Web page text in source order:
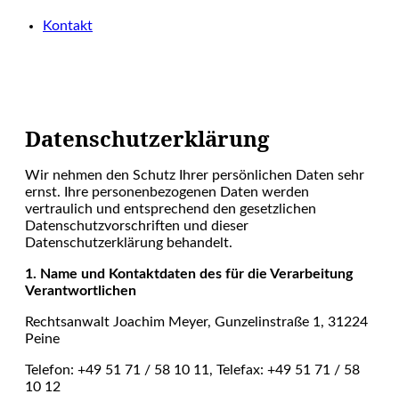
Kontakt
Datenschutzerklärung
Wir nehmen den Schutz Ihrer persönlichen Daten sehr
ernst. Ihre personenbezogenen Daten werden
vertraulich und entsprechend den gesetzlichen
Datenschutzvorschriften und dieser
Datenschutzerklärung behandelt.
1. Name und Kontaktdaten des für die Verarbeitung
Verantwortlichen
Rechtsanwalt Joachim Meyer, Gunzelinstraße 1, 31224
Peine
Telefon: +49 51 71 / 58 10 11, Telefax: +49 51 71 / 58
10 12